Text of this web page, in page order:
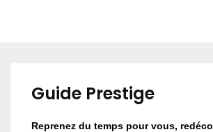
Guide Prestige
Reprenez du temps pour vous,